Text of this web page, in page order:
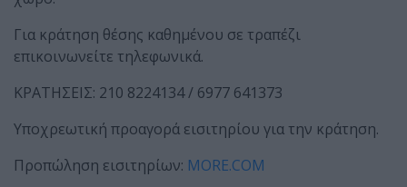
Για κράτηση θέσης καθημένου σε τραπέζι
επικοινωνείτε τηλεφωνικά.
ΚΡΑΤΗΣΕΙΣ: 210 8224134 / 6977 641373
Υποχρεωτική προαγορά εισιτηρίου για την κράτηση.
Προπώληση εισιτηρίων: MORE.COM